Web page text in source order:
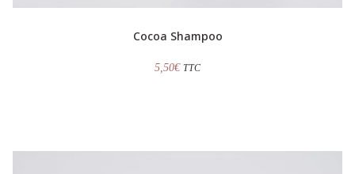
Cocoa Shampoo
5,50€ TTC